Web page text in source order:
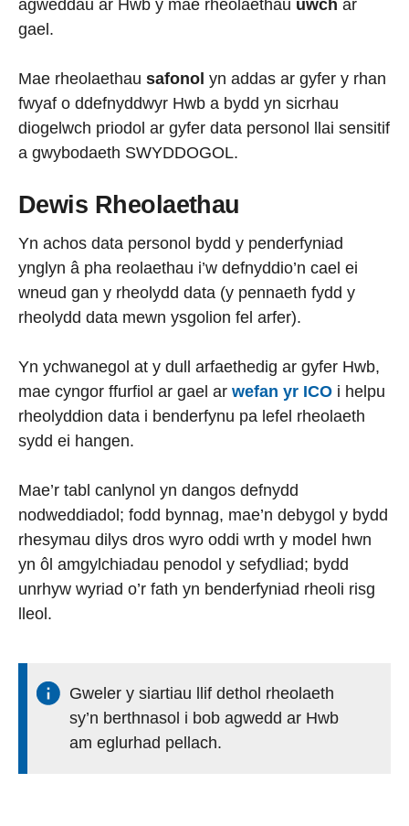
agweddau ar Hwb y mae rheolaethau uwch ar
gael.
Mae rheolaethau safonol yn addas ar gyfer y rhan
fwyaf o ddefnyddwyr Hwb a bydd yn sicrhau
diogelwch priodol ar gyfer data personol llai sensitif
a gwybodaeth SWYDDOGOL.
Dewis Rheolaethau
Yn achos data personol bydd y penderfyniad
ynglyn â pha reolaethau i’w defnyddio’n cael ei
wneud gan y rheolydd data (y pennaeth fydd y
rheolydd data mewn ysgolion fel arfer).
Yn ychwanegol at y dull arfaethedig ar gyfer Hwb,
mae cyngor ffurfiol ar gael ar wefan yr ICO i helpu
rheolyddion data i benderfynu pa lefel rheolaeth
sydd ei hangen.
Mae’r tabl canlynol yn dangos defnydd
nodweddiadol; fodd bynnag, mae’n debygol y bydd
rhesymau dilys dros wyro oddi wrth y model hwn
yn ôl amgylchiadau penodol y sefydliad; bydd
unrhyw wyriad o’r fath yn benderfyniad rheoli risg
lleol.
Gweler y siartiau llif dethol rheolaeth
sy’n berthnasol i bob agwedd ar Hwb
am eglurhad pellach.